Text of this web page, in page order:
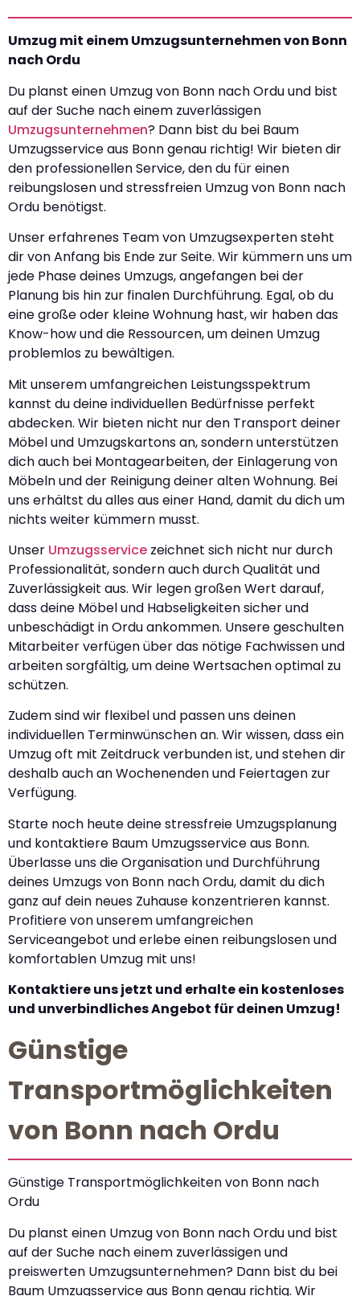
Umzug mit einem Umzugsunternehmen von Bonn
nach Ordu
Du planst einen Umzug von Bonn nach Ordu und bist
auf der Suche nach einem zuverlässigen
Umzugsunternehmen? Dann bist du bei Baum
Umzugsservice aus Bonn genau richtig! Wir bieten dir
den professionellen Service, den du für einen
reibungslosen und stressfreien Umzug von Bonn nach
Ordu benötigst.
Unser erfahrenes Team von Umzugsexperten steht
dir von Anfang bis Ende zur Seite. Wir kümmern uns um
jede Phase deines Umzugs, angefangen bei der
Planung bis hin zur finalen Durchführung. Egal, ob du
eine große oder kleine Wohnung hast, wir haben das
Know-how und die Ressourcen, um deinen Umzug
problemlos zu bewältigen.
Mit unserem umfangreichen Leistungsspektrum
kannst du deine individuellen Bedürfnisse perfekt
abdecken. Wir bieten nicht nur den Transport deiner
Möbel und Umzugskartons an, sondern unterstützen
dich auch bei Montagearbeiten, der Einlagerung von
Möbeln und der Reinigung deiner alten Wohnung. Bei
uns erhältst du alles aus einer Hand, damit du dich um
nichts weiter kümmern musst.
Unser Umzugsservice zeichnet sich nicht nur durch
Professionalität, sondern auch durch Qualität und
Zuverlässigkeit aus. Wir legen großen Wert darauf,
dass deine Möbel und Habseligkeiten sicher und
unbeschädigt in Ordu ankommen. Unsere geschulten
Mitarbeiter verfügen über das nötige Fachwissen und
arbeiten sorgfältig, um deine Wertsachen optimal zu
schützen.
Zudem sind wir flexibel und passen uns deinen
individuellen Terminwünschen an. Wir wissen, dass ein
Umzug oft mit Zeitdruck verbunden ist, und stehen dir
deshalb auch an Wochenenden und Feiertagen zur
Verfügung.
Starte noch heute deine stressfreie Umzugsplanung
und kontaktiere Baum Umzugsservice aus Bonn.
Überlasse uns die Organisation und Durchführung
deines Umzugs von Bonn nach Ordu, damit du dich
ganz auf dein neues Zuhause konzentrieren kannst.
Profitiere von unserem umfangreichen
Serviceangebot und erlebe einen reibungslosen und
komfortablen Umzug mit uns!
Kontaktiere uns jetzt und erhalte ein kostenloses
und unverbindliches Angebot für deinen Umzug!
Günstige
Transportmöglichkeiten
von Bonn nach Ordu
Günstige Transportmöglichkeiten von Bonn nach
Ordu
Du planst einen Umzug von Bonn nach Ordu und bist
auf der Suche nach einem zuverlässigen und
preiswerten Umzugsunternehmen? Dann bist du bei
Baum Umzugsservice aus Bonn genau richtig. Wir